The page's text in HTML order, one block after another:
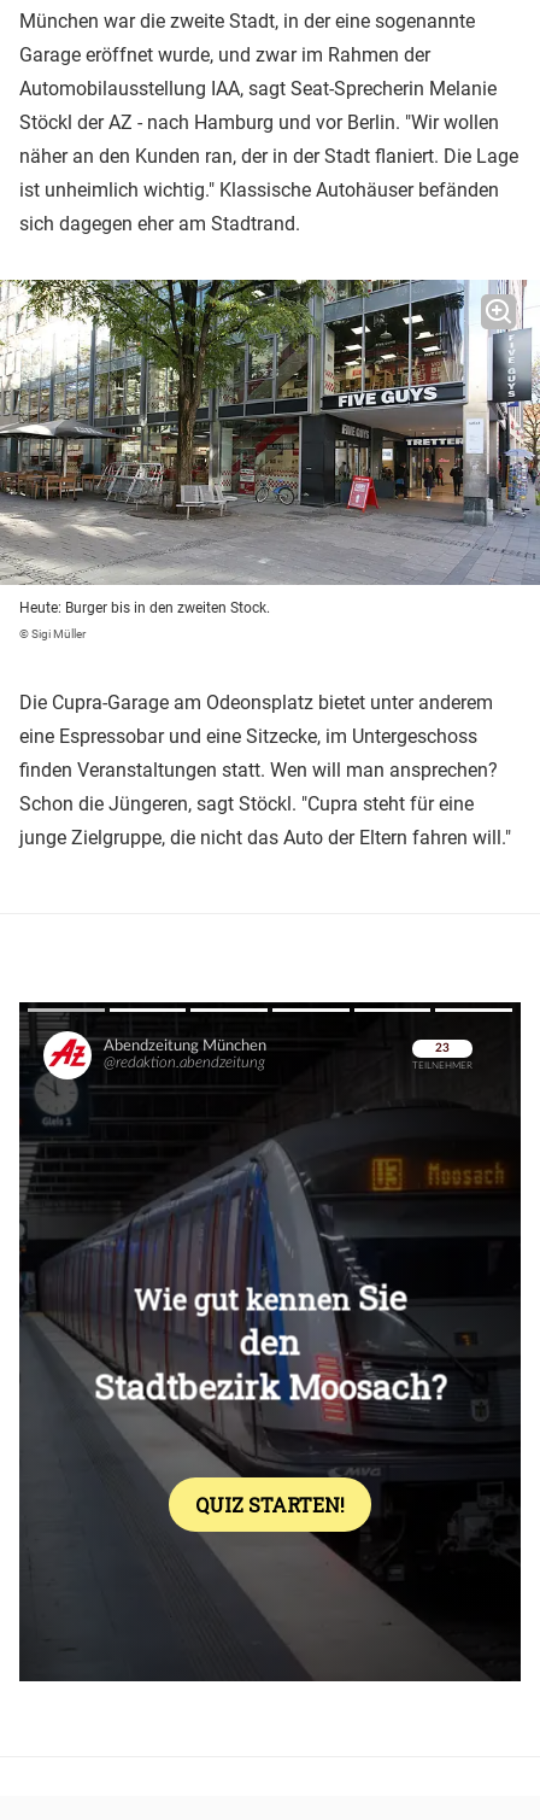
München war die zweite Stadt, in der eine sogenannte
Garage eröffnet wurde, und zwar im Rahmen der
Automobilausstellung IAA, sagt Seat-Sprecherin Melanie
Stöckl der AZ - nach Hamburg und vor Berlin. "Wir wollen
näher an den Kunden ran, der in der Stadt flaniert. Die Lage
ist unheimlich wichtig." Klassische Autohäuser befänden
sich dagegen eher am Stadtrand.
Heute: Burger bis in den zweiten Stock.
© Sigi Müller
Die Cupra-Garage am Odeonsplatz bietet unter anderem
eine Espressobar und eine Sitzecke, im Untergeschoss
finden Veranstaltungen statt. Wen will man ansprechen?
Schon die Jüngeren, sagt Stöckl. "Cupra steht für eine
junge Zielgruppe, die nicht das Auto der Eltern fahren will."
Überspringen
Überspringen